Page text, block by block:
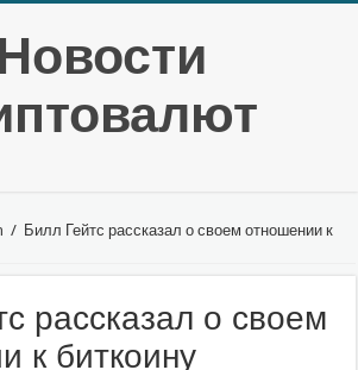
/ Билл Гейтс рассказал о своем отношении к
рассказал о своем
к биткоину